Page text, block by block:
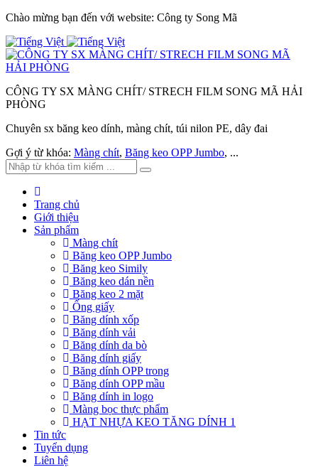
Chào mừng bạn đến với website: Công ty Song Mã
CÔNG TY SX MÀNG CHÍT/ STRECH FILM SONG MÃ HẢI
PHÒNG
Chuyên sx băng keo dính, màng chít, túi nilon PE, dây đai
Gợi ý từ khóa: Màng chít, Băng keo OPP Jumbo, ...
Trang chủ
Giới thiệu
Sản phẩm
Màng chít
Băng keo OPP Jumbo
Băng keo Simily
Băng keo dán nền
Băng keo 2 mặt
Ống giấy
Băng dính xốp
Băng dính vải
Băng dính da bò
Băng dính giấy
Băng dính OPP trong
Băng dính OPP mầu
Băng dính in logo
Màng bọc thực phẩm
HẠT NHỰA KEO TĂNG DÍNH 1
Tin tức
Tuyển dụng
Liên hệ